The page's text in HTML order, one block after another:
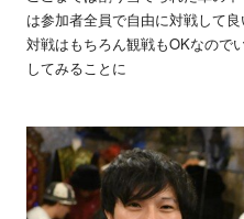
は参加者全員で自由に対戦して
対戦はもちろん観戦もOKなので
してみることに